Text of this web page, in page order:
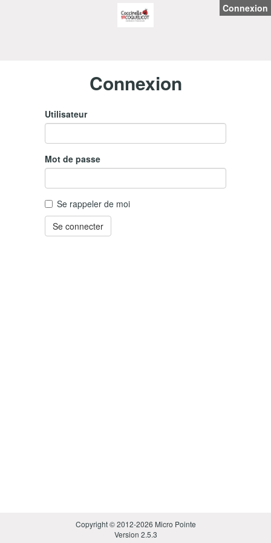
Connexion
Connexion
Utilisateur
Mot de passe
Se rappeler de moi
Se connecter
Copyright © 2012-2026 Micro Pointe
Version 2.5.3